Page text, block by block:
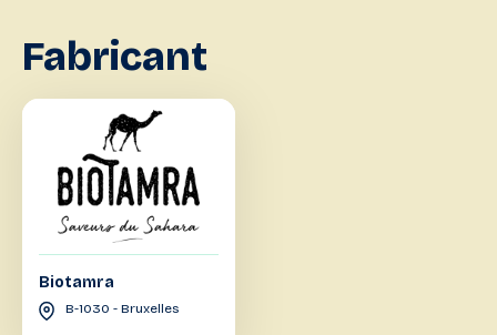
Fabricant
Biotamra
B-1030 - Bruxelles